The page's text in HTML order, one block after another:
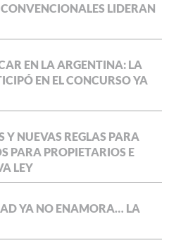
LIDERAN
EN LA ARGENTINA: LA
EN EL CONCURSO YA
Y NUEVAS REGLAS PARA
PARA PROPIETARIOS E
LEY
YA NO ENAMORA… LA